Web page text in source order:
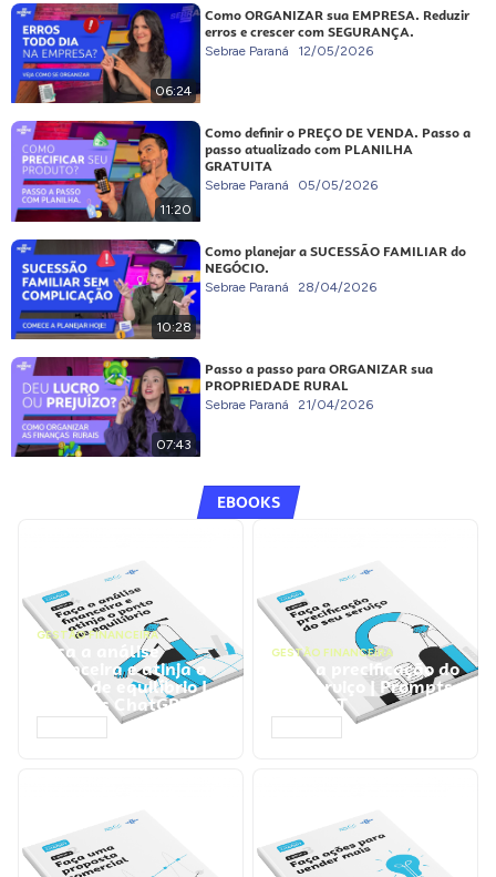
06:24
Como ORGANIZAR sua EMPRESA. Reduzir
erros e crescer com SEGURANÇA.
Sebrae Paraná 12/05/2026
11:20
Como definir o PREÇO DE VENDA. Passo a
passo atualizado com PLANILHA
GRATUITA
Sebrae Paraná 05/05/2026
10:28
Como planejar a SUCESSÃO FAMILIAR do
NEGÓCIO.
Sebrae Paraná 28/04/2026
07:43
Passo a passo para ORGANIZAR sua
PROPRIEDADE RURAL
Sebrae Paraná 21/04/2026
EBOOKS
GESTÃO FINANCEIRA
Faça a análise
financeira e atinja o
ponto de equilíbrio |
Prompts ChatGPT
GESTÃO FINANCEIRA
Faça a precificação do
seu serviço | Prompts
ChatGPT